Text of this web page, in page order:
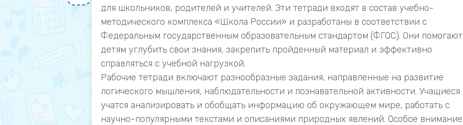
для школьников, родителей и учителей. Эти тетради входят в состав учебно-
методического комплекса «Школа России» и разработаны в соответствии с
Федеральным государственным образовательным стандартом (ФГОС). Они помогают
детям углубить свои знания, закрепить пройденный материал и эффективно
справляться с учебной нагрузкой.
Рабочие тетради включают разнообразные задания, направленные на развитие
логического мышления, наблюдательности и познавательной активности. Учащиеся
учатся анализировать и обобщать информацию об окружающем мире, работать с
научно-популярными текстами и описаниями природных явлений. Особое внимание